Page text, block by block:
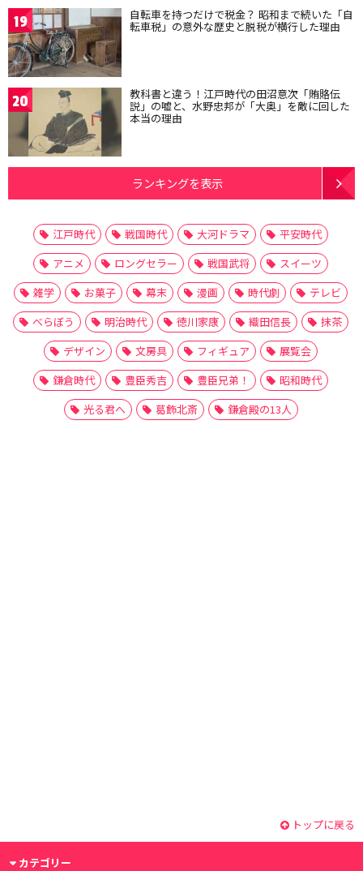
19 自転車を持つだけで税金？ 昭和まで続いた「自
転車税」の意外な歴史と脱税が横行した理由
20 教科書と違う！江戸時代の田沼意次「賄賂伝
説」の嘘と、水野忠邦が「大奥」を敵に回した
本当の理由
ランキングを表示
江戸時代 戦国時代 大河ドラマ
平安時代
アニメ
ロングセラー 戦国武将
スイーツ
雑学
お菓子 幕末 漫画 時代劇
テレビ
べらぼう
明治時代 徳川家康 織田信長
抹茶
デザイン
文房具 フィギュア
展覧会
鎌倉時代
豊臣秀吉 豊臣兄弟！
昭和時代
光る君へ
葛飾北斎 鎌倉殿の13人
トップに戻る
カテゴリー